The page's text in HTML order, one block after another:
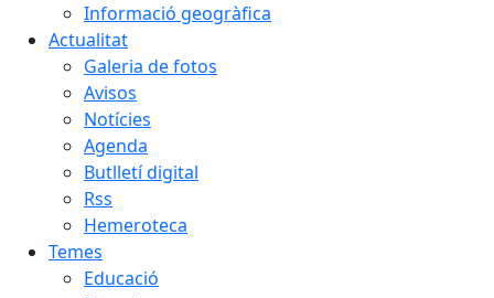
Informació geogràfica
Actualitat
Galeria de fotos
Avisos
Notícies
Agenda
Butlletí digital
Rss
Hemeroteca
Temes
Educació